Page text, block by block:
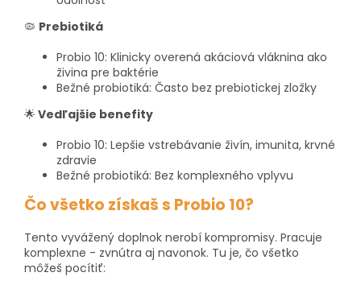
🦠 Prebiotiká
Probio 10: Klinicky overená akáciová vláknina ako
živina pre baktérie
Bežné probiotiká: Často bez prebiotickej zložky
🌟 Vedľajšie benefity
Probio 10: Lepšie vstrebávanie živín, imunita, krvné
zdravie
Bežné probiotiká: Bez komplexného vplyvu
Čo všetko získaš s Probio 10?
Tento vyvážený doplnok nerobí kompromisy. Pracuje
komplexne - zvnútra aj navonok. Tu je, čo všetko
môžeš pocítiť: